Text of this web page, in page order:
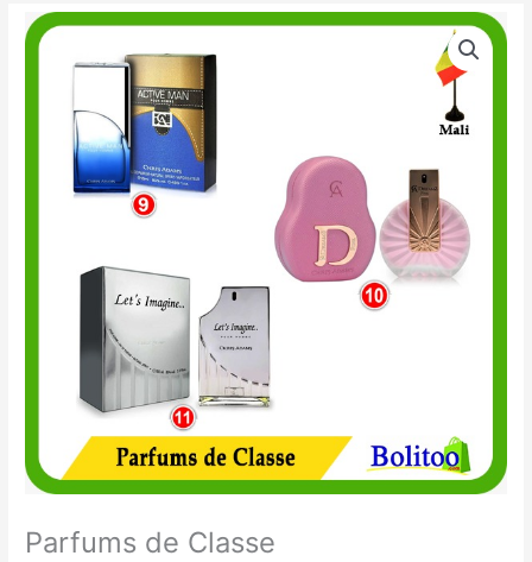
Parfums de Classe
quantité
de
Classe